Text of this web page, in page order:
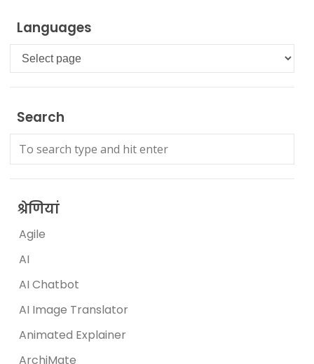
Languages
Languages
Search
श्रेणियां
Agile
AI
AI Chatbot
AI Image Translator
Animated Explainer
ArchiMate